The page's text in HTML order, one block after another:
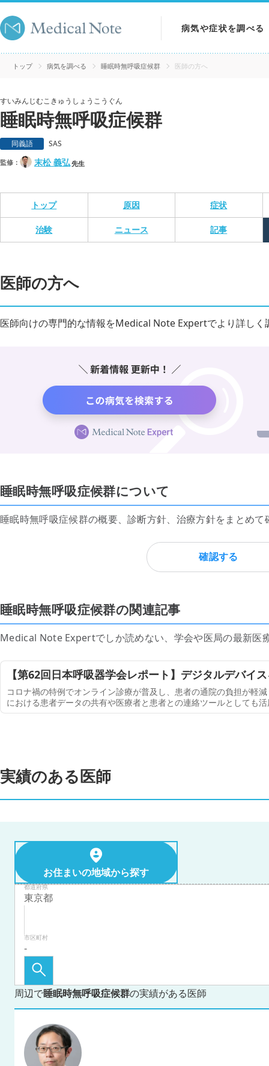
病気や症状を調べる
病気を調べる
トップ 病気を調べる 睡眠時無呼吸症候群 医師の方へ
すいみんじむこきゅうしょうこうぐん
睡眠時無呼吸症候群
同義語 SAS
監修： 末松 義弘先生
トップ 原因 症状
治験 ニュース 記事
医師の方へ
医師向けの専門的な情報をMedical Note Expertでより詳しく
睡眠時無呼吸症候群について
睡眠時無呼吸症候群の概要、診断方針、治療方針をまとめ
確認する
睡眠時無呼吸症候群の関連記事
Medical Note Expertでしか読めない、学会や医局の最新医
【第62回日本呼吸器学会レポート】デジタルデバ
呼吸器内科診療はどう変わる？（3500字）
コロナ禍の特例でオンライン診療が普及し、患者の通院の負担が軽
における患者データの共有や医療者と患者との連絡ツールとしても
人春回会井上病院 院長）は、第62回日本呼吸器学会学術講演会（
実績のある医師
お住まいの地域から探す
都道府県
市区町村
周辺で睡眠時無呼吸症候群の実績がある医師